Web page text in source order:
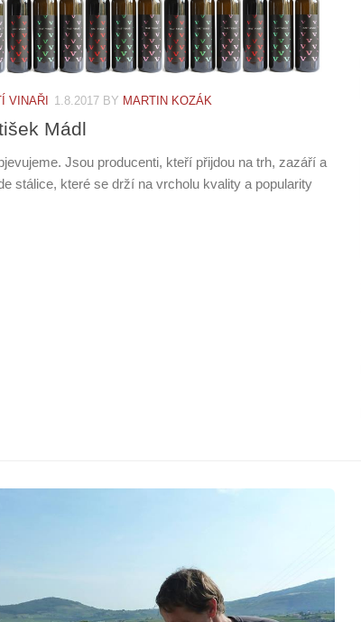
VINAŘI 1.8.2017 BY MARTIN KOZÁK
Mádl
Jsou producenti, kteří přijdou na trh, zazáří a
stálice, které se drží na vrcholu kvality a popularity